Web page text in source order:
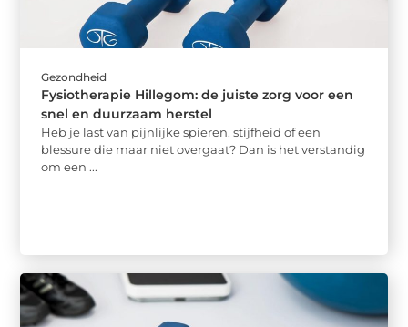
Gezondheid
Fysiotherapie Hillegom: de juiste zorg voor een
snel en duurzaam herstel
Heb je last van pijnlijke spieren, stijfheid of een
blessure die maar niet overgaat? Dan is het verstandig
om een ...